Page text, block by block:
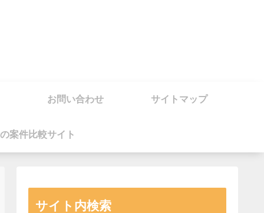
お問い合わせ サイトマップ
案件比較サイト
サイト内検索